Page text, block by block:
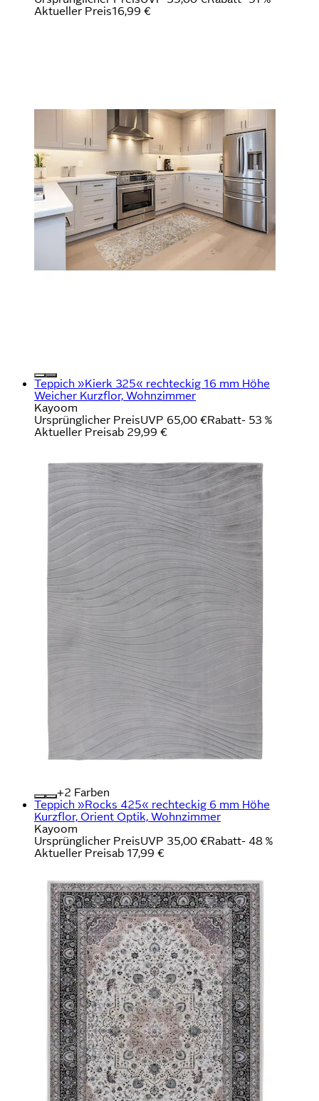
Aktueller Preis16,99 €
Teppich »Kierk 325« rechteckig 16 mm Höhe
Weicher Kurzflor, Wohnzimmer
Kayoom
Ursprünglicher PreisUVP 65,00 €Rabatt- 53 %
Aktueller Preisab 29,99 €
+
Farben
Teppich »Rocks 425« rechteckig 6 mm Höhe
Kurzflor, Orient Optik, Wohnzimmer
Kayoom
Ursprünglicher PreisUVP 35,00 €Rabatt- 48 %
Aktueller Preisab 17,99 €